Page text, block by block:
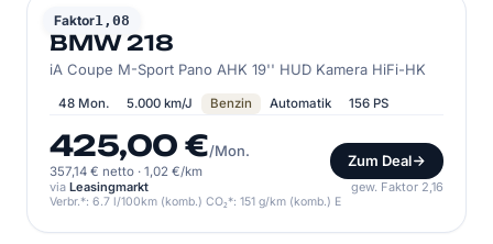
Faktor1,08
BMW
BMW 218
iA Coupe M-Sport Pano AHK 19'' HUD Kamera HiFi-HK
48 Mon. 5.000 km/J Benzin Automatik 156 PS
425,00 €/Mon.
357,14 € netto · 1,02 €/km
Zum Deal
via Leasingmarkt gew. Faktor 2,16
Verbr.*: 6.7 l/100km (komb.) CO₂*: 151 g/km (komb.) E